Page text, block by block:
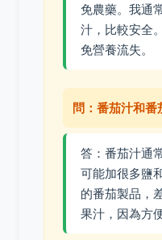
免農藥。我通
汁，比較安全
免營養流失。
問：番茄汁和番
答：番茄汁通
可能加很多鹽
的番茄製品，
果汁，因為方便